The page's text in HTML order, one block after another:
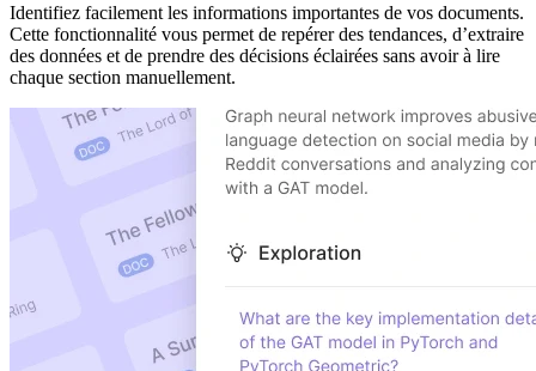
Identifiez facilement les informations importantes de vos documents.
Cette fonctionnalité vous permet de repérer des tendances, d’extraire
des données et de prendre des décisions éclairées sans avoir à lire
chaque section manuellement.